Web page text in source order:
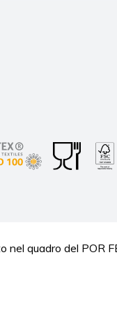
nel quadro del POR